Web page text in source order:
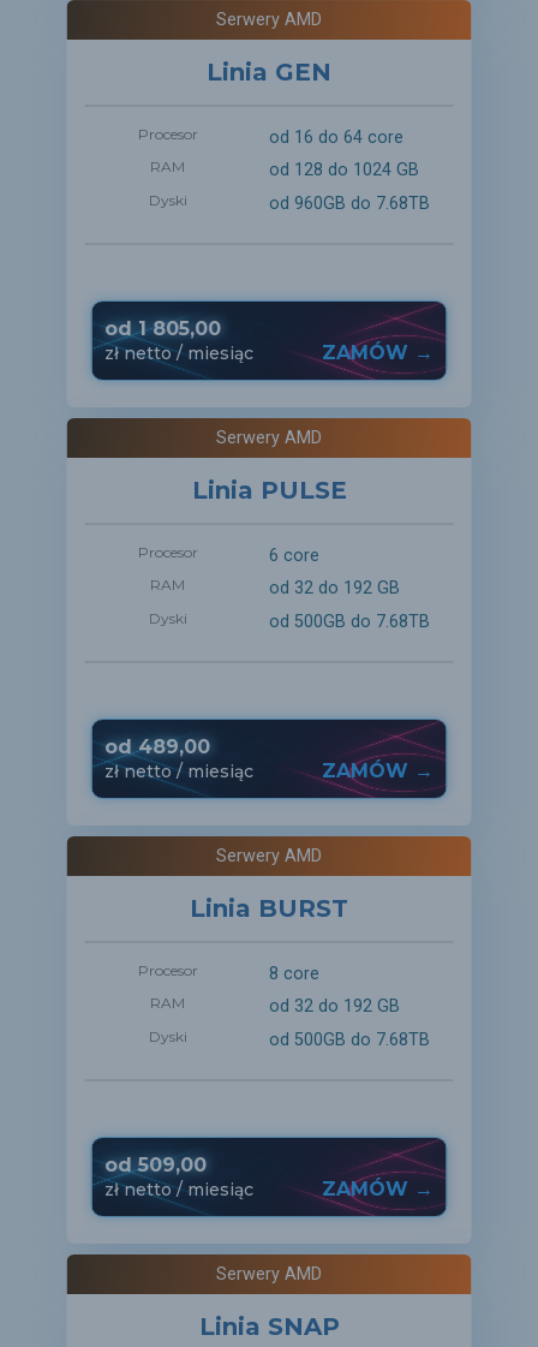
Serwery AMD
Linia GEN
Procesor od 16 do 64 core
RAM od 128 do 1024 GB
Dyski od 960GB do 7.68TB
od1 805,00
złnetto/ miesiąc ZAMÓW →
Serwery AMD
Linia PULSE
Procesor 6 core
RAM od 32 do 192 GB
Dyski od 500GB do 7.68TB
od489,00
złnetto/ miesiąc ZAMÓW →
Serwery AMD
Linia BURST
Procesor 8 core
RAM od 32 do 192 GB
Dyski od 500GB do 7.68TB
od509,00
złnetto/ miesiąc ZAMÓW →
Serwery AMD
Linia SNAP